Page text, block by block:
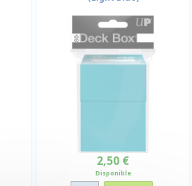
2,50 €
Disponible